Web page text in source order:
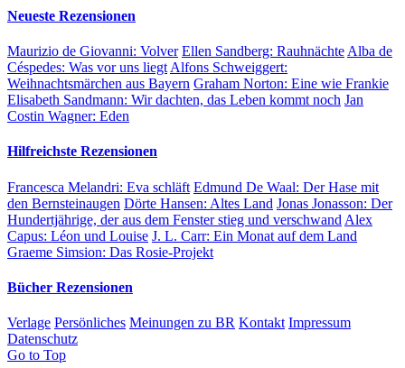
Neueste Rezensionen
Maurizio de Giovanni: Volver Ellen Sandberg: Rauhnächte Alba de
Céspedes: Was vor uns liegt Alfons Schweiggert:
Weihnachtsmärchen aus Bayern Graham Norton: Eine wie Frankie
Elisabeth Sandmann: Wir dachten, das Leben kommt noch Jan
Costin Wagner: Eden
Hilfreichste Rezensionen
Francesca Melandri: Eva schläft Edmund De Waal: Der Hase mit
den Bernsteinaugen Dörte Hansen: Altes Land Jonas Jonasson: Der
Hundertjährige, der aus dem Fenster stieg und verschwand Alex
Capus: Léon und Louise J. L. Carr: Ein Monat auf dem Land
Graeme Simsion: Das Rosie-Projekt
Bücher Rezensionen
Verlage Persönliches Meinungen zu BR Kontakt Impressum
Datenschutz
Go to Top